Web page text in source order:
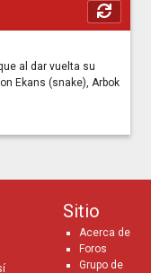
al dar vuelta su
Ekans (snake), Arbok
Sitio
Acerca de
Foros
Grupo de